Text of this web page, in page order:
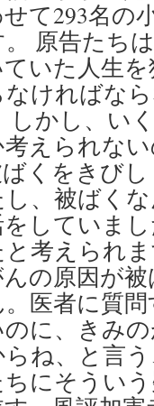
て293名の
原告たち
いた人生
ければな
しかし、い
考えられな
くをきび
、被ばく
をしていま
と考えられ
の原因が
。医者に質
に、きみ
ね、と言
ちにそうい